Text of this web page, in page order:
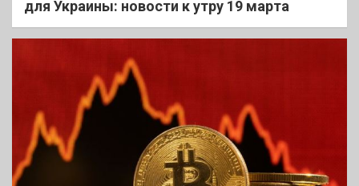
для Украины: новости к утру 19 марта